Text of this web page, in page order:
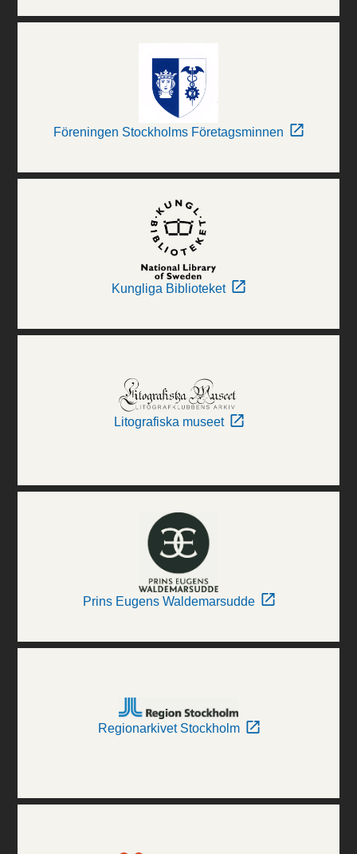
Föreningen Stockholms Företagsminnen
Kungliga Biblioteket
Litografiska museet
Prins Eugens Waldemarsudde
Regionarkivet Stockholm